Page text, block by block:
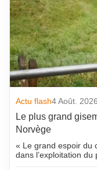
Actu flash4 Août. 2026
Le plus grand
Norvège
« Le grand espoir du
dans l’exploitation